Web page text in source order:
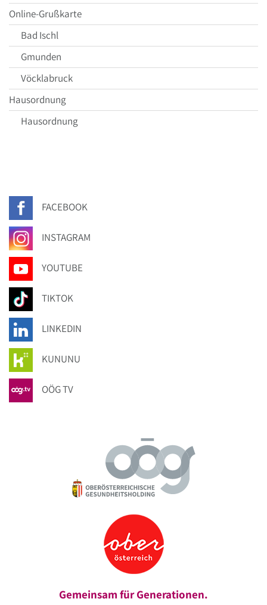
Online-Grußkarte
Bad Ischl
Gmunden
Vöcklabruck
Hausordnung
Hausordnung
FACEBOOK
INSTAGRAM
YOUTUBE
TIKTOK
LINKEDIN
KUNUNU
OÖG TV
Gemeinsam für Generationen.